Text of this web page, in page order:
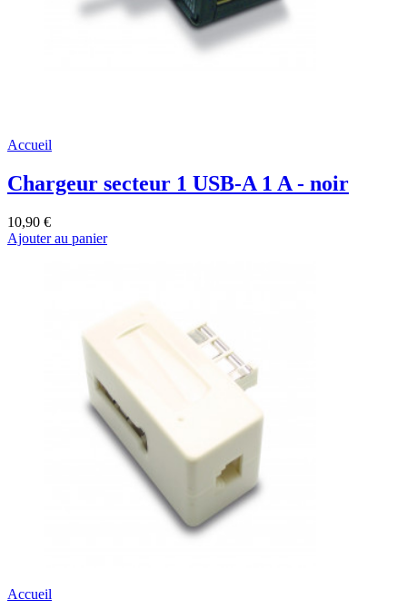
Accueil
Chargeur secteur 1 USB-A 1 A - noir
10,90 €
Ajouter au panier
Accueil